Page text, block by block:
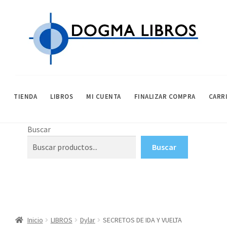
TIENDA LIBROS MI CUENTA FINALIZAR COMPRA
Buscar
Buscar
Inicio LIBROS Dylar SECRETOS DE IDA Y VUELTA